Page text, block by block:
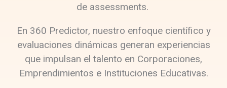
de assessments.
En 360 Predictor, nuestro enfoque científico y
evaluaciones dinámicas generan experiencias
que impulsan el talento en Corporaciones,
Emprendimientos e Instituciones Educativas.